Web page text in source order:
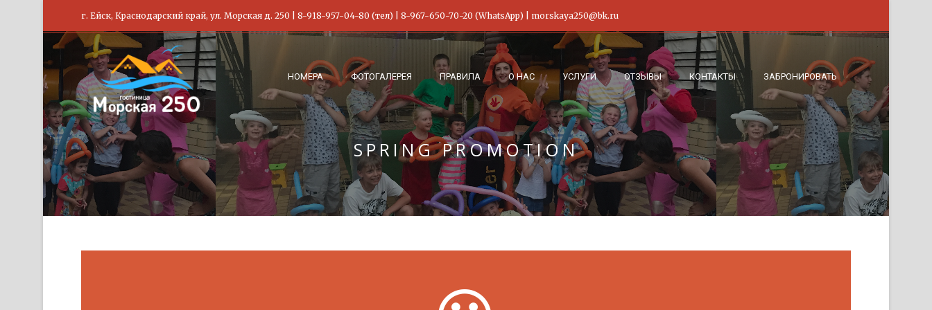
г. Ейск, Краснодарский край, ул. Морская д. 250 | 8-918-957-04-80 (тел) | 8-967-650-70-20 (WhatsApp) | morskaya250@bk.ru
НОМЕРА ФОТОГАЛЕРЕЯ ПРАВИЛА О НАС УСЛУГИ ОТЗЫВЫ КОНТАКТЫ ЗАБРОНИРОВАТЬ
SPRING PROMOTION